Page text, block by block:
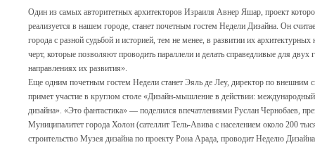
Один из самых авторитетных архитекторов Израиля Авнер Яшар, проект
реализуется в нашем городе, станет почетным гостем Недели Дизайна. Он
города с разной судьбой и историей, тем не менее, в развитии их
черт, которые позволяют проводить параллели и делать справедливые для
направлениях их развития».
Еще одним почетным гостем Недели станет Эяль де Леу, директор по внешним
примет участие в круглом столе «Дизайн-мышление в действии:
дизайна». «Это фантастика» — поделился впечатлениями Руслан Чернобаев,
Муниципалитет города Холон (сателлит Тель-Авива с населением около 200
строительство Музея дизайна по проекту Рона Арада, проводит Неделю